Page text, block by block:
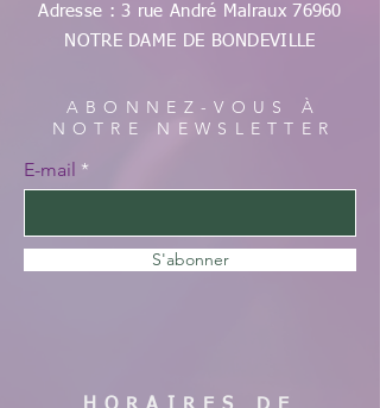
Adresse : 3 rue André Malraux 76960
NOTRE DAME DE BONDEVILLE
ABONNEZ-VOUS À
NOTRE NEWSLETTER
E-mail
S'abonner